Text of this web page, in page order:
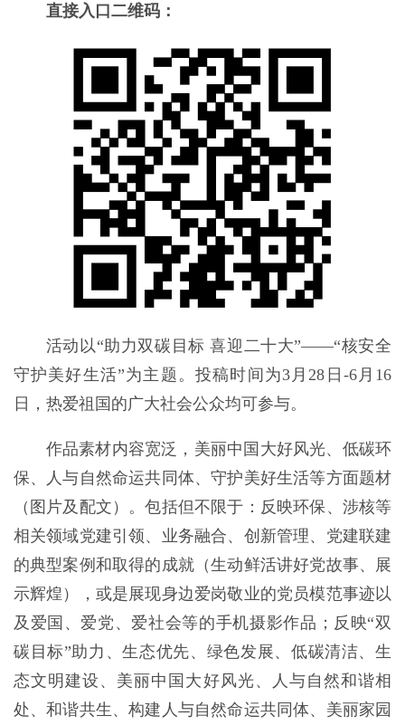
直接入口二维码：
活动以“助力双碳目标 喜迎二十大”——“核安全
守护美好生活”为主题。投稿时间为3月28日-6月16
日，热爱祖国的广大社会公众均可参与。
作品素材内容宽泛，美丽中国大好风光、低碳环
保、人与自然命运共同体、守护美好生活等方面题材
（图片及配文）。包括但不限于：反映环保、涉核等
相关领域党建引领、业务融合、创新管理、党建联建
的典型案例和取得的成就（生动鲜活讲好党故事、展
示辉煌），或是展现身边爱岗敬业的党员模范事迹以
及爱国、爱党、爱社会等的手机摄影作品；反映“双
碳目标”助力、生态优先、绿色发展、低碳清洁、生
态文明建设、美丽中国大好风光、人与自然和谐相
处、和谐共生、构建人与自然命运共同体、美丽家园